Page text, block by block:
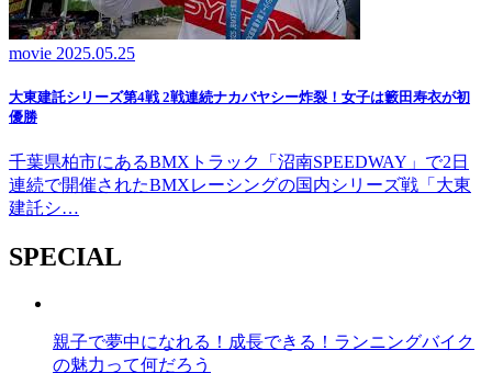
movie 2025.05.25
大東建託シリーズ第4戦 2戦連続ナカバヤシー炸裂！女子は籔田寿衣が初
優勝
千葉県柏市にあるBMXトラック「沼南SPEEDWAY」で2日
連続で開催されたBMXレーシングの国内シリーズ戦「大東
建託シ…
SPECIAL
親子で夢中になれる！成長できる！ランニングバイク
の魅力って何だろう